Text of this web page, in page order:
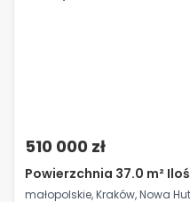
510 000 zł
Powierzchnia 37.0 m²
małopolskie, Kraków, Nowa